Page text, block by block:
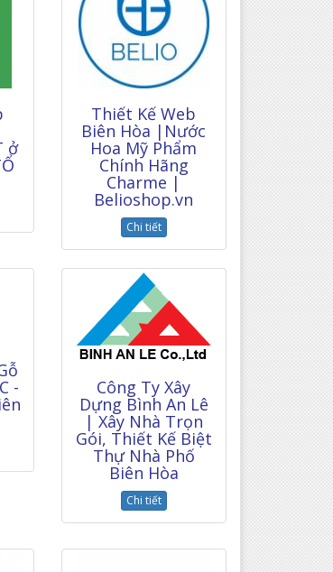
ở
Thiết Kế Web
Biên Hòa |Nước
Hoa Mỹ Phẩm
Chính Hãng
Charme |
Belioshop.vn
Chi tiết
- Công Ty Xây
Dựng Bình An Lê
| Xây Nhà Trọn
Gói, Thiết Kế Biệt
Thự Nhà Phố
Biên Hòa
Chi tiết